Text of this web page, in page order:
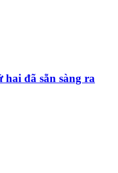
đã sẵn sàng ra